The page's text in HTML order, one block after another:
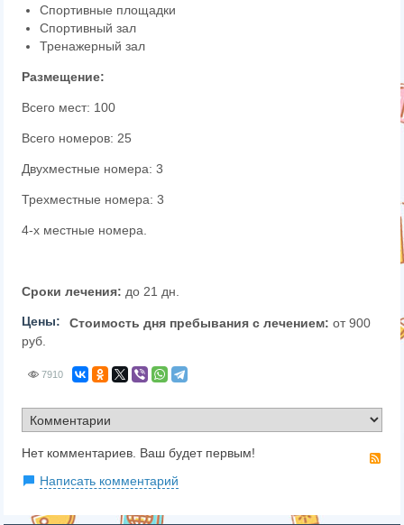
Спортивные площадки
Спортивный зал
Тренажерный зал
Размещение:
Всего мест: 100
Всего номеров: 25
Двухместные номера: 3
Трехместные номера: 3
4-х местные номера.
Сроки лечения: до 21 дн.
Цены: Стоимость дня пребывания с лечением: от 900
руб.
7910
Нет комментариев. Ваш будет первым!
Написать комментарий